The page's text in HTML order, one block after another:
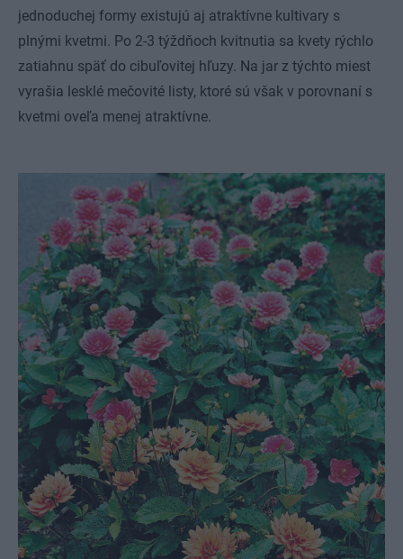
jednoduchej formy existujú aj atraktívne kultivary s
plnými kvetmi. Po 2-3 týždňoch kvitnutia sa kvety rýchlo
zatiahnu späť do cibuľovitej hľuzy. Na jar z týchto miest
vyrašia lesklé mečovité listy, ktoré sú však v porovnaní s
kvetmi oveľa menej atraktívne.